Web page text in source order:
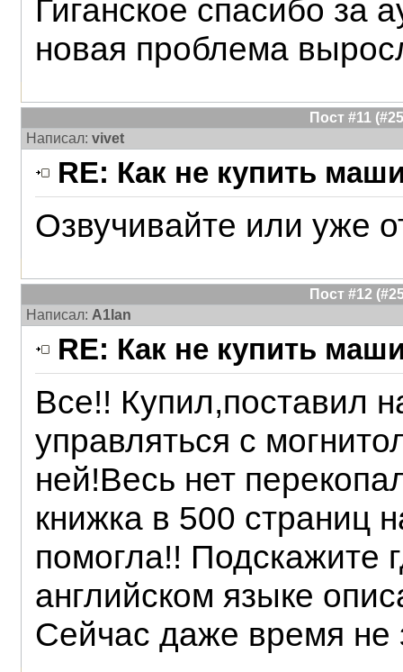
Гиганское спасибо за
новая проблема
Пост #11
Написал: vivet
RE: Как не купить
Озвучивайте или уже
Пост #12
Написал: A1lan
RE: Как не купить
Все!! Купил,поставил
управляться с
ней!Весь нет
книжка в 500 страниц
помогла!! Подскажите
английском языке
Сейчас даже время не